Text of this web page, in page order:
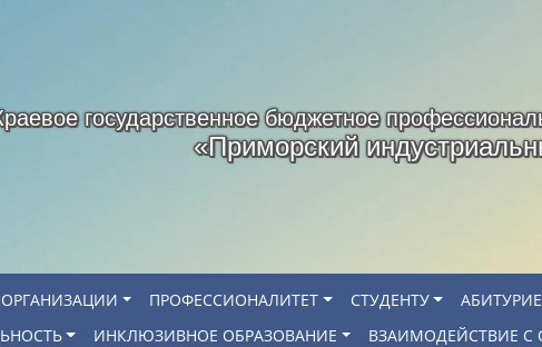
государственное бюджетное
«Приморский
ПРОФЕССИОНАЛИТЕТ СТУДЕНТУ
ИНКЛЮЗИВНОЕ ОБРАЗОВАНИЕ ВЗАИМОДЕЙСТВИЕ С